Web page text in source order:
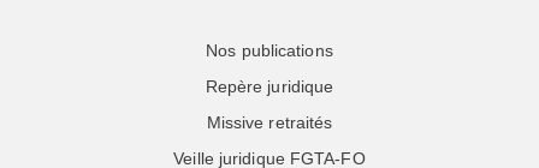
Nos publications
Repère juridique
Missive retraités
Veille juridique FGTA-FO